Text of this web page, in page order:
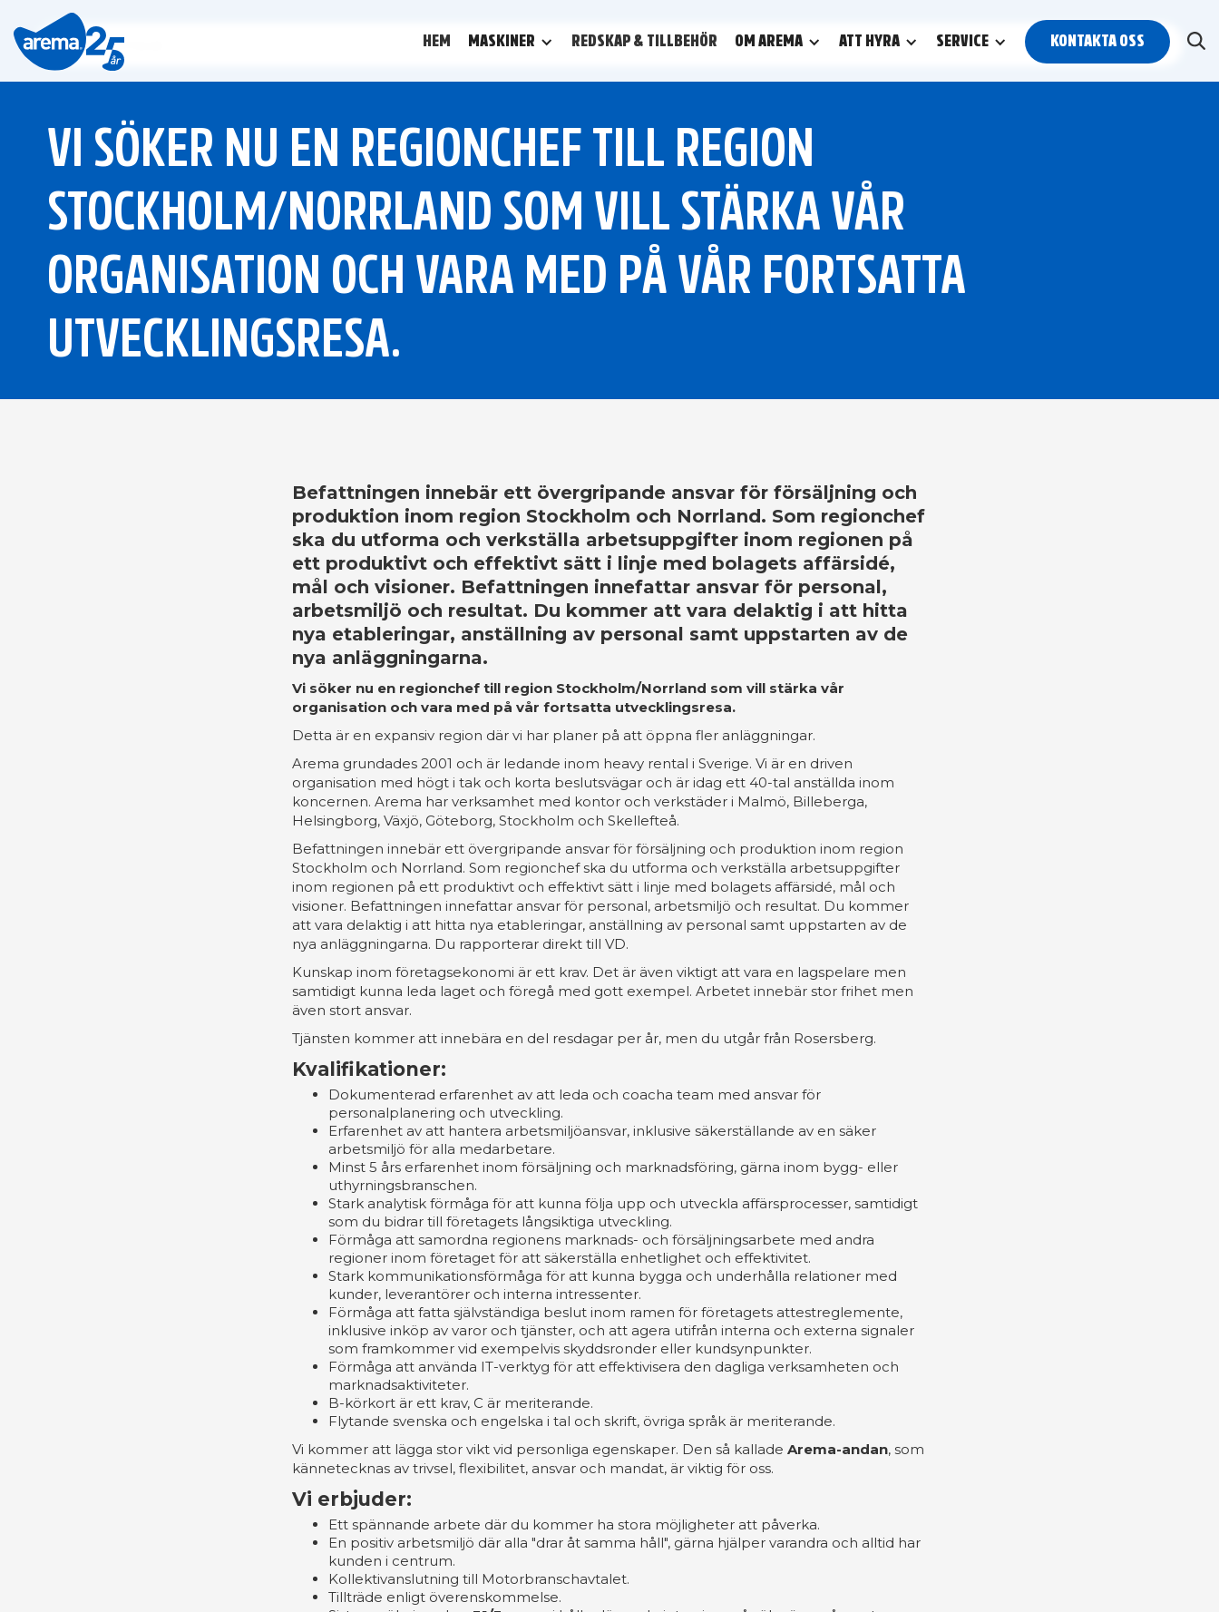
HEM MASKINER REDSKAP & TILLBEHÖR OM AREMA ATT HYRA SERVICE KONTAKTA OSS
VI SÖKER NU EN REGIONCHEF TILL REGION
STOCKHOLM/NORRLAND SOM VILL STÄRKA VÅR
ORGANISATION OCH VARA MED PÅ VÅR FORTSATTA
UTVECKLINGSRESA.
Befattningen innebär ett övergripande ansvar för försäljning och
produktion inom region Stockholm och Norrland. Som regionchef
ska du utforma och verkställa arbetsuppgifter inom regionen på
ett produktivt och effektivt sätt i linje med bolagets affärsidé,
mål och visioner. Befattningen innefattar ansvar för personal,
arbetsmiljö och resultat. Du kommer att vara delaktig i att hitta
nya etableringar, anställning av personal samt uppstarten av de
nya anläggningarna.
Vi söker nu en regionchef till region Stockholm/Norrland som vill stärka vår
organisation och vara med på vår fortsatta utvecklingsresa.
Detta är en expansiv region där vi har planer på att öppna fler anläggningar.
Arema grundades 2001 och är ledande inom heavy rental i Sverige. Vi är en driven
organisation med högt i tak och korta beslutsvägar och är idag ett 40-tal anställda inom
koncernen. Arema har verksamhet med kontor och verkstäder i Malmö, Billeberga,
Helsingborg, Växjö, Göteborg, Stockholm och Skellefteå.
Befattningen innebär ett övergripande ansvar för försäljning och produktion inom region
Stockholm och Norrland. Som regionchef ska du utforma och verkställa arbetsuppgifter
inom regionen på ett produktivt och effektivt sätt i linje med bolagets affärsidé, mål och
visioner. Befattningen innefattar ansvar för personal, arbetsmiljö och resultat. Du kommer
att vara delaktig i att hitta nya etableringar, anställning av personal samt uppstarten av de
nya anläggningarna. Du rapporterar direkt till VD.
Kunskap inom företagsekonomi är ett krav. Det är även viktigt att vara en lagspelare men
samtidigt kunna leda laget och föregå med gott exempel. Arbetet innebär stor frihet men
även stort ansvar.
Tjänsten kommer att innebära en del resdagar per år, men du utgår från Rosersberg.
Kvalifikationer:
Dokumenterad erfarenhet av att leda och coacha team med ansvar för
personalplanering och utveckling.
Erfarenhet av att hantera arbetsmiljöansvar, inklusive säkerställande av en säker
arbetsmiljö för alla medarbetare.
Minst 5 års erfarenhet inom försäljning och marknadsföring, gärna inom bygg- eller
uthyrningsbranschen.
Stark analytisk förmåga för att kunna följa upp och utveckla affärsprocesser, samtidigt
som du bidrar till företagets långsiktiga utveckling.
Förmåga att samordna regionens marknads- och försäljningsarbete med andra
regioner inom företaget för att säkerställa enhetlighet och effektivitet.
Stark kommunikationsförmåga för att kunna bygga och underhålla relationer med
kunder, leverantörer och interna intressenter.
Förmåga att fatta självständiga beslut inom ramen för företagets attestreglemente,
inklusive inköp av varor och tjänster, och att agera utifrån interna och externa signaler
som framkommer vid exempelvis skyddsronder eller kundsynpunkter.
Förmåga att använda IT-verktyg för att effektivisera den dagliga verksamheten och
marknadsaktiviteter.
B-körkort är ett krav, C är meriterande.
Flytande svenska och engelska i tal och skrift, övriga språk är meriterande.
Vi kommer att lägga stor vikt vid personliga egenskaper. Den så kallade Arema-andan, som
kännetecknas av trivsel, flexibilitet, ansvar och mandat, är viktig för oss.
Vi erbjuder:
Ett spännande arbete där du kommer ha stora möjligheter att påverka.
En positiv arbetsmiljö där alla "drar åt samma håll", gärna hjälper varandra och alltid har
kunden i centrum.
Kollektivanslutning till Motorbranschavtalet.
Tillträde enligt överenskommelse.